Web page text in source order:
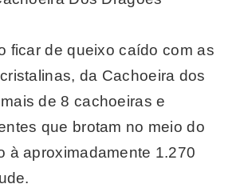
ficar de queixo caído com as
da Cachoeira dos
de 8 cachoeiras e
que brotam no meio do
à aproximadamente 1.270